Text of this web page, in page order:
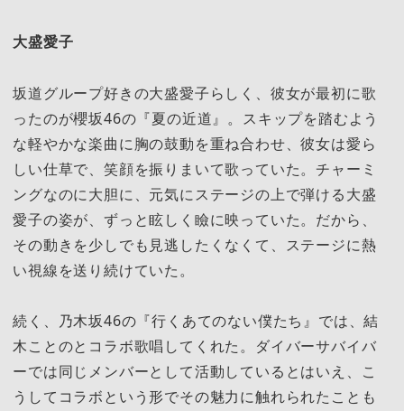
大盛愛子
坂道グループ好きの大盛愛子らしく、彼女が最初に歌
ったのが櫻坂46の『夏の近道』。スキップを踏むよう
な軽やかな楽曲に胸の鼓動を重ね合わせ、彼女は愛ら
しい仕草で、笑顔を振りまいて歌っていた。チャーミ
ングなのに大胆に、元気にステージの上で弾ける大盛
愛子の姿が、ずっと眩しく瞼に映っていた。だから、
その動きを少しでも見逃したくなくて、ステージに熱
い視線を送り続けていた。
続く、乃木坂46の『行くあてのない僕たち』では、結
木ことのとコラボ歌唱してくれた。ダイバーサバイバ
ーでは同じメンバーとして活動しているとはいえ、こ
うしてコラボという形でその魅力に触れられたことも